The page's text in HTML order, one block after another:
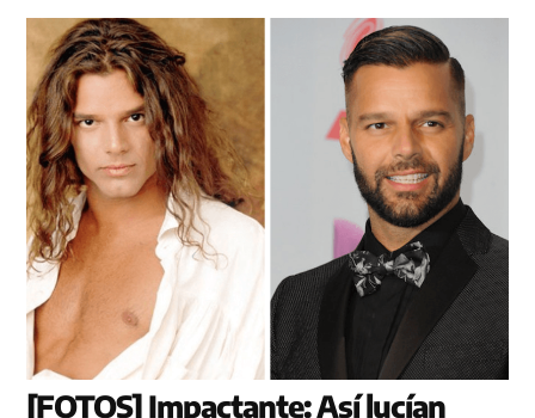
[FOTOS] Impactante: Así lucían